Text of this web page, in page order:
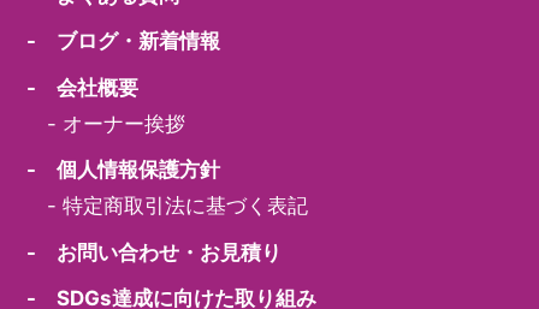
- ブログ・新着情報
- 会社概要
- オーナー挨拶
- 個人情報保護方針
-特定商取引法に基づく表記
- お問い合わせ・お見積り
- SDGs達成に向けた取り組み